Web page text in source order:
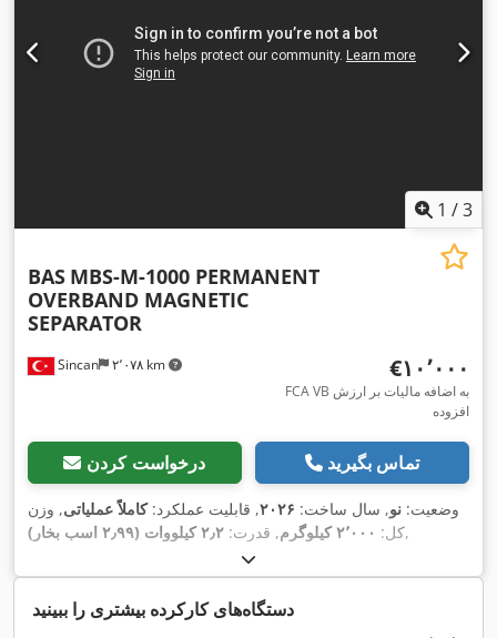
1 /3
Sincan ۲٬۰۷۸ km
BAS MBS-M-1000 PERMANENT
OVERBAND MAGNETIC
SEPARATOR
‎€۱۰٬۰۰۰
FCA VB به اضافه مالیات بر ارزش
افزوده
درخواست کردن تماس بگیرید
وضعیت: نو, سال ساخت: ۲۰۲۶, قابلیت عملکرد:کاملاً عملیاتی, وزن
کل: ۲٬۰۰۰ کیلوگرم , قدرت: ۲٫۲ کیلووات (۲٫۹۹ اسب بخار) ,
دستگاه‌های کارکرده بیشتری را ببینید